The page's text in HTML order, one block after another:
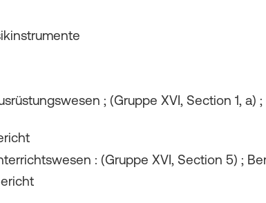
; (Gruppe XVI, Section 1, a)
: (Gruppe XVI, Section 5) ;